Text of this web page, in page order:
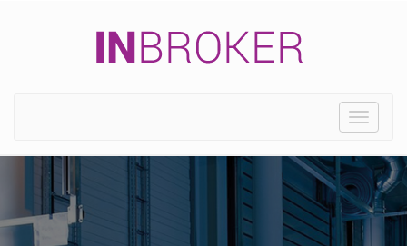
Toggle